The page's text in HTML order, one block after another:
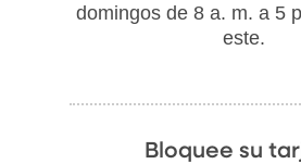
domingos de 8 a. m. a 5
este.
Bloquee su